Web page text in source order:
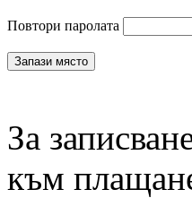
Повтори паролата
За
към